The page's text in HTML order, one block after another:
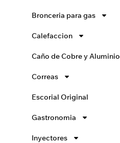
Bronceria para gas
Calefaccion
Caño de Cobre y Aluminio
Correas
Escorial Original
Gastronomia
Inyectores